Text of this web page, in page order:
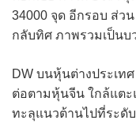
34000 จุด อีกรอบ ส่ว
กลับทิศ ภาพรวมเป็นบ
DW บนหุ้นต่างประเท
ต่อตามหุ้นจีน ใกล้แต
ทะลุแนวต้านไปที่ระดั